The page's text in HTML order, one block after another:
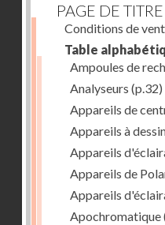
PAGE DE TITRE
Conditions de
Table
Ampoules de
Analyseurs (p.32)
Appareils de
Appareils à
Appareils
Appareils de
Appareils